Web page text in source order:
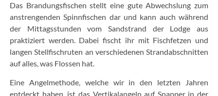
Das Brandungsfischen stellt eine gute Abwechslung zum
anstrengenden Spinnfischen dar und kann auch während
der Mittagsstunden vom Sandstrand der Lodge aus
praktiziert werden. Dabei fischt ihr mit Fischfetzen und
langen Stellfischruten an verschiedenen Strandabschnitten
auf alles, was Flossen hat.
Eine Angelmethode, welche wir in den letzten Jahren
entdeckt haben, ist das Vertikalangeln auf Snapper in der